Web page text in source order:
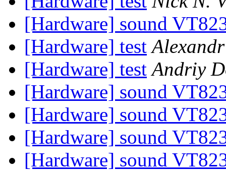
[Hardware] sound
[Hardware] test
[Hardware] test Andriy
[Hardware] sound
[Hardware] sound
[Hardware] sound
[Hardware] sound